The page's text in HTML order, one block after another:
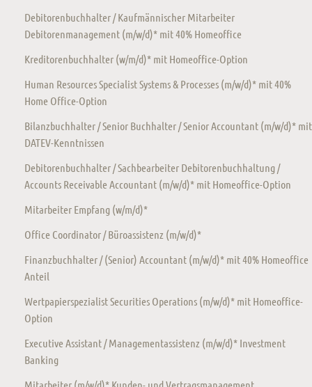
Debitorenbuchhalter / Kaufmännischer Mitarbeiter
Debitorenmanagement (m/w/d)* mit 40% Homeoffice
Kreditorenbuchhalter (w/m/d)* mit Homeoffice-Option
Human Resources Specialist Systems & Processes (m/w/d)* mit 40%
Home Office-Option
Bilanzbuchhalter / Senior Buchhalter / Senior Accountant (m/w/d)* mit
DATEV-Kenntnissen
Debitorenbuchhalter / Sachbearbeiter Debitorenbuchhaltung /
Accounts Receivable Accountant (m/w/d)* mit Homeoffice-Option
Mitarbeiter Empfang (w/m/d)*
Office Coordinator / Büroassistenz (m/w/d)*
Finanzbuchhalter / (Senior) Accountant (m/w/d)* mit 40% Homeoffice
Anteil
Wertpapierspezialist Securities Operations (m/w/d)* mit Homeoffice-
Option
Executive Assistant / Managementassistenz (m/w/d)* Investment
Banking